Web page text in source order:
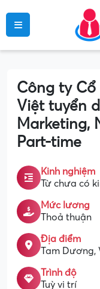
Công ty
Việt tuyển
Marketing,
Part-time
Kinh nghiệm
Từ chưa có
Mức lương
Thoả thuận
Địa điểm
Tam Dương,
Trình độ
Tuỳ vị trí